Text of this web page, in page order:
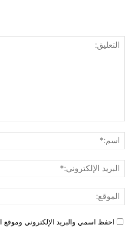
احفظ اسمي والبريد الإلكتروني